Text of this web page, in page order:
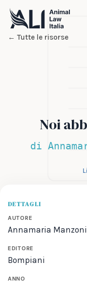
← Tutte le risorse
Noi
di
DETTAGLI
AUTORE
Annamaria Manzoni
EDITORE
Bompiani
ANNO